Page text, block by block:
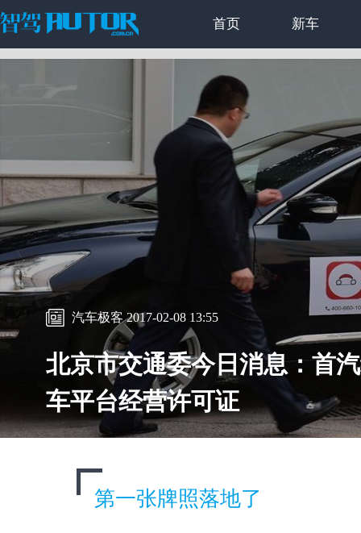
首页 新车
汽车极客 2017-02-08 13:55
北京市交通委今日消息：首
车平台经营许可证
第一张牌照落地了